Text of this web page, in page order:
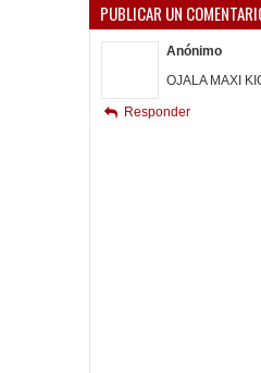
PUBLICAR UN
Anónimo
OJALA MAXI
Responder